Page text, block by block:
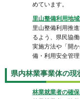
めています。
里山整備利用地
里山整備利用推
るよう、県民協
実施方法や「開
備・利用安全管
県内林業事業体の現
林業就業者の確